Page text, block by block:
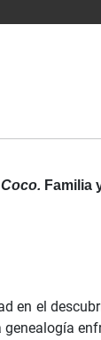
Coco. Familia
en el